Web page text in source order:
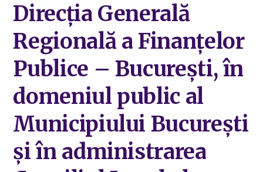
Direcția Generală
Regională a Finanțelor
Publice – București, în
domeniul public al
Municipiului București
și în administrarea